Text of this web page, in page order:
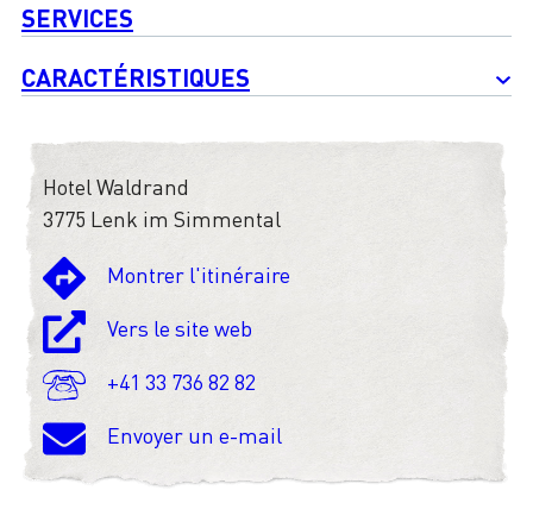
SERVICES
CARACTÉRISTIQUES
Hotel Waldrand
3775 Lenk im Simmental
Montrer l'itinéraire
Vers le site web
+41 33 736 82 82
Envoyer un e-mail